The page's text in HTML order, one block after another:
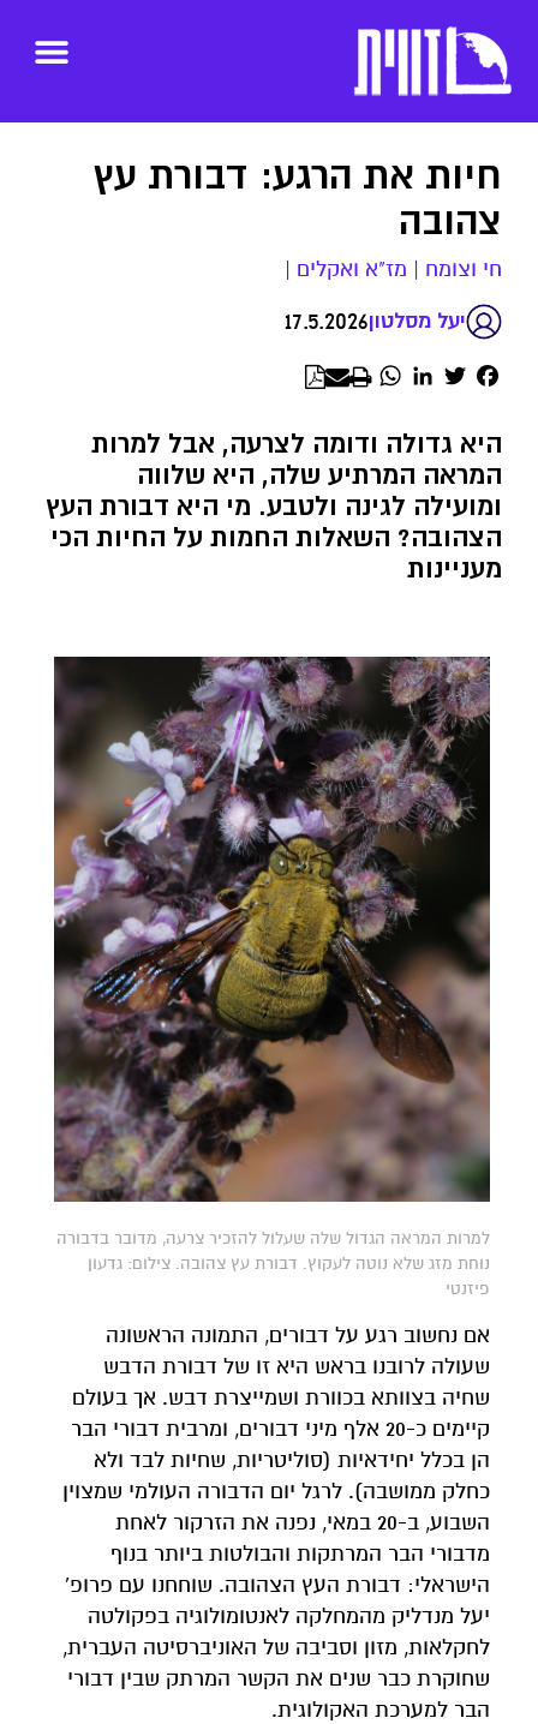
חיות את הרגע: דבורת עץ
צהובה
חי וצומח | מז"א ואקלים |
יעל מסלטון17.5.2026
Facebook
Twitter
LinkedIn
WhatsApp
היא גדולה ודומה לצרעה, אבל למרות
המראה המרתיע שלה, היא שלווה
ומועילה לגינה ולטבע. מי היא דבורת העץ
הצהובה? השאלות החמות על החיות הכי
מעניינות
למרות המראה הגדול שלה שעלול להזכיר צרעה, מדובר בדבורה
נוחת מזג שלא נוטה לעקוץ. דבורת עץ צהובה. צילום: גדעון
פיזנטי
אם נחשוב רגע על דבורים, התמונה הראשונה
שעולה לרובנו בראש היא זו של דבורת הדבש
שחיה בצוותא בכוורת ושמייצרת דבש. אך בעולם
קיימים כ-20 אלף מיני דבורים, ומרבית דבורי הבר
הן בכלל יחידאיות (סוליטריות, שחיות לבד ולא
כחלק ממושבה). לרגל יום הדבורה העולמי שמצוין
השבוע, ב-20 במאי, נפנה את הזרקור לאחת
מדבורי הבר המרתקות והבולטות ביותר בנוף
הישראלי: דבורת העץ הצהובה. שוחחנו עם פרופ'
יעל מנדליק מהמחלקה לאנטומולוגיה בפקולטה
לחקלאות, מזון וסביבה של האוניברסיטה העברית,
שחוקרת כבר שנים את הקשר המרתק שבין דבורי
הבר למערכת האקולוגית.